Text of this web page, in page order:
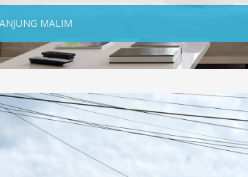
MALIM